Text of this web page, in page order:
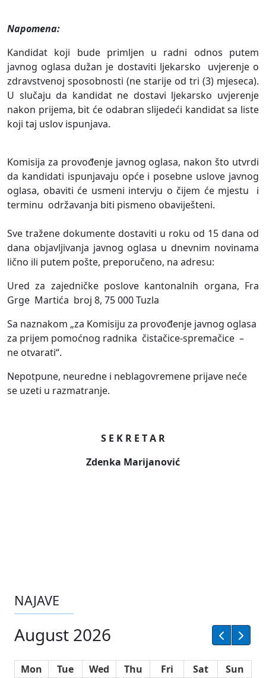
Napomena:
Kandidat koji bude primljen u radni odnos putem
javnog oglasa dužan je dostaviti ljekarsko
uvjerenje o
zdravstvenoj sposobnosti (ne starije od tri (3) mjeseca).
U slučaju da kandidat ne dostavi ljekarsko uvjerenje
nakon prijema, bit će odabran slijedeći kandidat sa liste
koji taj uslov ispunjava.
Komisija za provođenje javnog oglasa, nakon što utvrdi
da kandidati ispunjavaju opće i posebne uslove javnog
oglasa, obaviti će usmeni intervju o čijem će mjestu
i
terminu održavanja biti pismeno obaviješteni.
Sve tražene dokumente dostaviti u roku od 15 dana od
dana objavljivanja javnog oglasa u dnevnim novinama
lično ili putem pošte, preporučeno, na adresu:
Ured za zajedničke poslove kantonalnih organa, Fra
Grge Martića broj 8, 75 000 Tuzla
Sa naznakom „za Komisiju za provođenje javnog oglasa
za prijem pomoćnog radnika čistačice-spremačice –
ne otvarati“.
Nepotpune, neuredne i neblagovremene prijave neće
se uzeti u razmatranje.
S E K R E T A R
Zdenka Marijanović
NAJAVE
August 2026
Mon Tue Wed Thu Fri Sat
Sun